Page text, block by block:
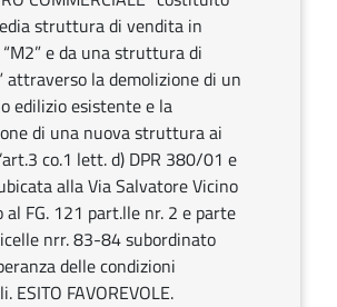
struttura di vendita in
e da una struttura di
attraverso la demolizione di un
edilizio esistente e la
di una nuova struttura ai
co.1 lett. d) DPR 380/01 e
alla Via Salvatore Vicino
al FG. 121 part.lle nr. 2 e parte
nrr. 83-84 subordinato
delle condizioni
ESITO FAVOREVOLE.